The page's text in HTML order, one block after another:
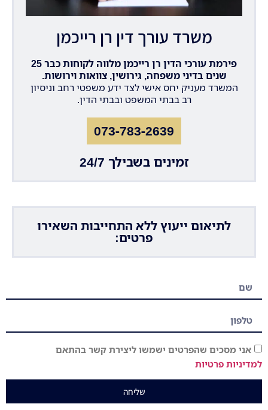
משרד עורך דין רן רייכמן
פירמת עורכי הדין רן רייכמן מלווה לקוחות כבר 25
שנים בדיני משפחה, גירושין, צוואות וירושות.
המשרד מעניק יחס אישי לצד ידע משפטי רחב וניסיון
רב בבתי המשפט ובבתי הדין.
073-783-2639
זמינים בשבילך 24/7
לתיאום ייעוץ ללא התחייבות השאירו
פרטים:
אני מסכים שהפרטים ישמשו ליצירת קשר בהתאם
למדיניות פרטיות
שליחה